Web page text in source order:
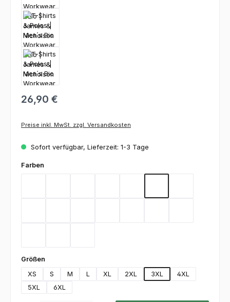
26,90 €
Preise inkl. MwSt. zzgl. Versandkosten
Sofort verfügbar, Lieferzeit: 1-3 Tage
Farben
Größen
XS
S M L XL 2XL 3XL
4XL
5XL
6XL